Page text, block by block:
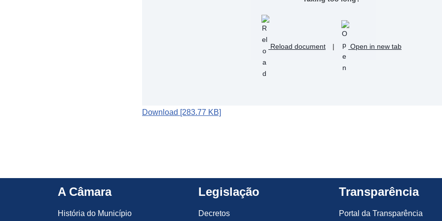
Reload document | Open in new tab
Download [283.77 KB]
A Câmara
História do Município
Legislação
Decretos
Transparência
Portal da Transparência